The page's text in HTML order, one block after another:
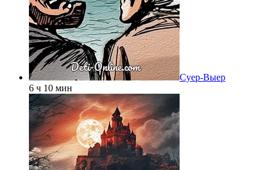
Суер-Выер
6 ч 10 мин